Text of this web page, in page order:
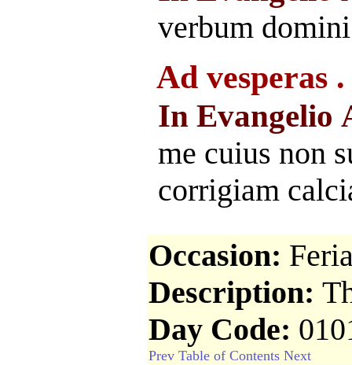
verbum
Ad vesperas .
In Evangelio
me cuius non
corrigiam
Occasion:
Description:
Day Code:
Prev Table of Contents Next